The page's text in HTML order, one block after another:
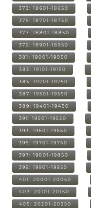
373: 18601-18650
375: 18701-18750
377: 18801-18850
379: 18901-18950
381: 19001-19050
383: 19101-19150
385: 19201-19250
387: 19301-19350
389: 19401-19450
391: 19501-19550
393: 19601-19650
395: 19701-19750
397: 19801-19850
399: 19901-19950
401: 20001-20050
403: 20101-20150
405: 20201-20250